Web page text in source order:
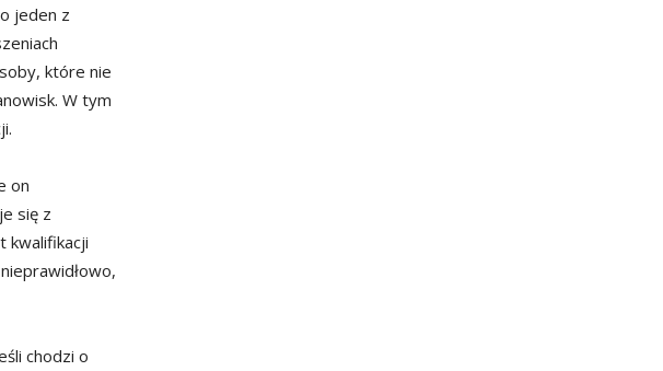
jeden z
które nie
W tym
on
się z
kwalifikacji
chodzi o